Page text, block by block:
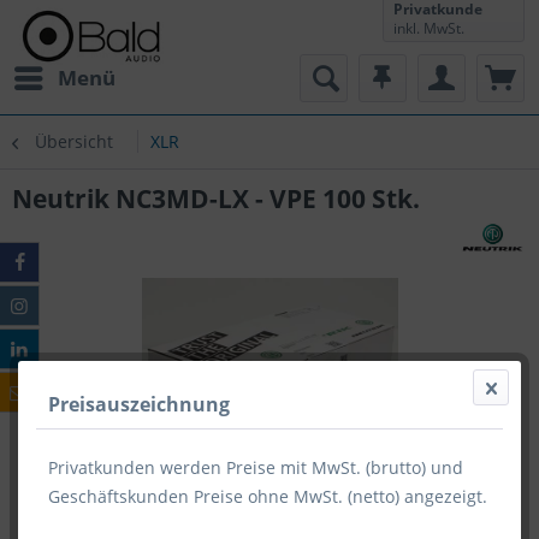
Menü
Privatkunde
inkl. MwSt.
Übersicht XLR
Neutrik NC3MD-LX - VPE 100 Stk.
Preisauszeichnung
Privatkunden werden Preise mit MwSt. (brutto) und
Geschäftskunden Preise ohne MwSt. (netto) angezeigt.